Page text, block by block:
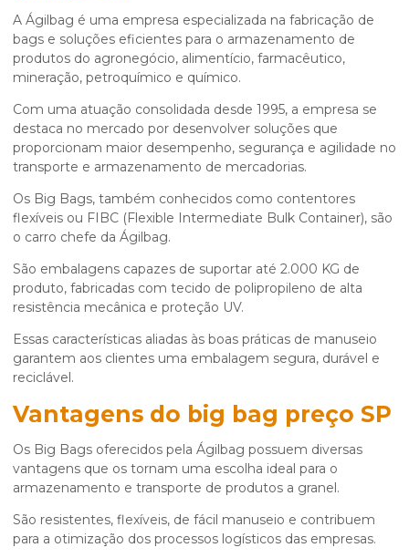
A Ágilbag é uma empresa especializada na fabricação de
bags e soluções eficientes para o armazenamento de
produtos do agronegócio, alimentício, farmacêutico,
mineração, petroquímico e químico.
Com uma atuação consolidada desde 1995, a empresa se
destaca no mercado por desenvolver soluções que
proporcionam maior desempenho, segurança e agilidade no
transporte e armazenamento de mercadorias.
Os Big Bags, também conhecidos como contentores
flexíveis ou FIBC (Flexible Intermediate Bulk Container), são
o carro chefe da Ágilbag.
São embalagens capazes de suportar até 2.000 KG de
produto, fabricadas com tecido de polipropileno de alta
resistência mecânica e proteção UV.
Essas características aliadas às boas práticas de manuseio
garantem aos clientes uma embalagem segura, durável e
reciclável.
Vantagens do big bag preço SP
Os Big Bags oferecidos pela Ágilbag possuem diversas
vantagens que os tornam uma escolha ideal para o
armazenamento e transporte de produtos a granel.
São resistentes, flexíveis, de fácil manuseio e contribuem
para a otimização dos processos logísticos das empresas.